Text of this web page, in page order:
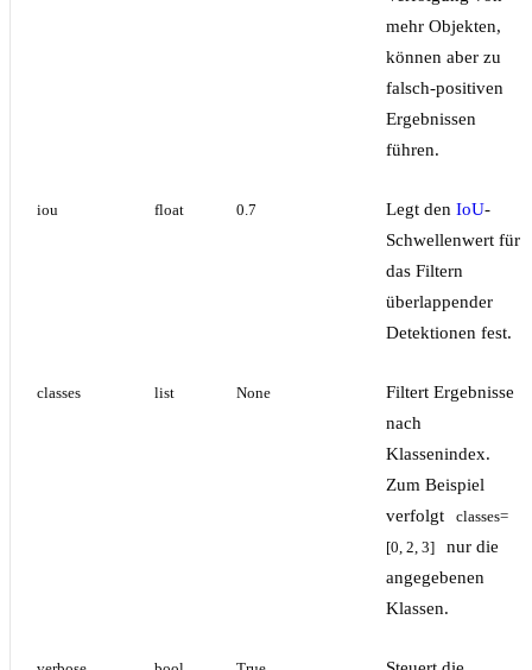
mehr Objekten,
können aber zu
falsch-positiven
Ergebnissen
führen.
iou float 0.7 Legt den IoU-
Schwellenwert für
das Filtern
überlappender
Detektionen fest.
classes list None
Filtert Ergebnisse
nach
Klassenindex.
Zum Beispiel
verfolgt
classes=
[0, 2, 3]
nur die
angegebenen
Klassen.